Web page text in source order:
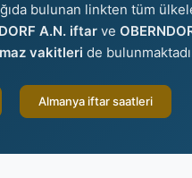
bulunan linkten tüm
A.N. iftarve
vakitleri de
Almanya iftar saatleri